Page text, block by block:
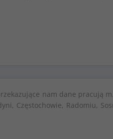
nam dane pracują
Częstochowie, Radomiu,